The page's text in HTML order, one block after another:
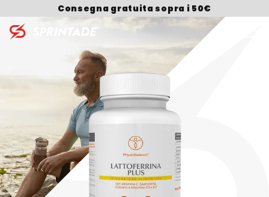
Consegna gratuita sopra i 50€
Search for: